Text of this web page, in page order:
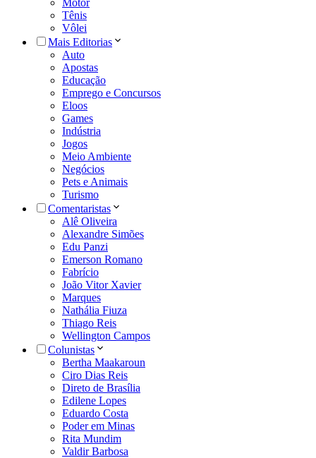
Tênis
Vôlei
Mais Editorias
Auto
Apostas
Educação
Emprego e Concursos
Eloos
Games
Indústria
Jogos
Meio Ambiente
Negócios
Pets e Animais
Turismo
Comentaristas
Alê Oliveira
Alexandre Simões
Edu Panzi
Emerson Romano
Fabrício
João Vitor Xavier
Marques
Nathália Fiuza
Thiago Reis
Wellington Campos
Colunistas
Bertha Maakaroun
Ciro Dias Reis
Direto de Brasília
Edilene Lopes
Eduardo Costa
Poder em Minas
Rita Mundim
Valdir Barbosa